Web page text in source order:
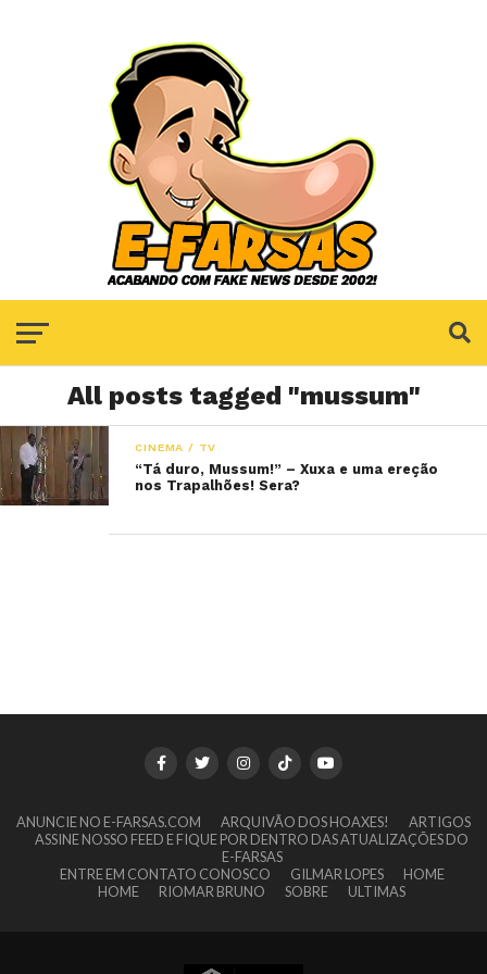
All posts tagged "mussum"
CINEMA / TV
“Tá duro, Mussum!” – Xuxa e uma ereção
nos Trapalhões! Sera?
ANUNCIE NO E-FARSAS.COM ARQUIVÃO DOS HOAXES!
ARTIGOS
ASSINE NOSSO FEED E FIQUE POR DENTRO DAS ATUALIZAÇÕES DO
E-FARSAS
ENTRE EM CONTATO CONOSCO
GILMAR LOPES
HOME
HOME
RIOMAR BRUNO SOBRE ULTIMAS